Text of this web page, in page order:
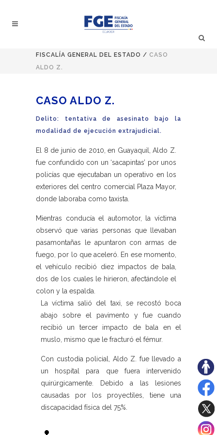
FISCALÍA GENERAL DEL ESTADO / CASO
ALDO Z.
CASO ALDO Z.
Delito: tentativa de asesinato bajo la
modalidad de ejecución extrajudicial.
El 8 de junio de 2010, en Guayaquil, Aldo Z.
fue confundido con un ‘sacapintas’ por unos
policías que ejecutaban un operativo en los
exteriores del centro comercial Plaza Mayor,
donde laboraba como taxista.
Mientras conducía el automotor, la víctima
observó que varias personas que llevaban
pasamontañas le apuntaron con armas de
fuego, por lo que aceleró. En ese momento,
el vehículo recibió diez impactos de bala,
dos de los cuales le hirieron, afectándole el
colon y la espalda.
La víctima salió del taxi, se recostó boca
abajo sobre el pavimento y fue cuando
recibió un tercer impacto de bala en el
muslo, mismo que le fracturó el fémur.
Con custodia policial, Aldo Z. fue llevado a
un hospital para que fuera intervenido
quirúrgicamente. Debido a las lesiones
causadas por los proyectiles, tiene una
discapacidad física del 75%.